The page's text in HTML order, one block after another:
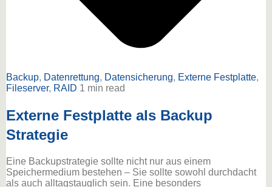
Backup, Datenrettung, Datensicherung, Externe Festplatte,
Fileserver, RAID 1 min read
Externe Festplatte als Backup
Strategie
Eine Backupstrategie sollte nicht nur aus einem
Speichermedium bestehen – Sie sollte sowohl durchdacht
als auch alltagstauglich sein. Eine besonders